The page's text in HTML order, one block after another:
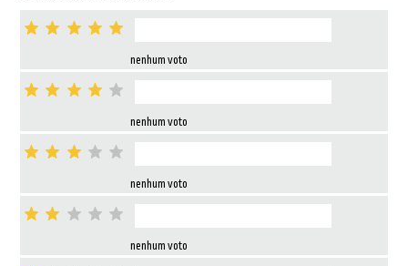
nenhum voto
nenhum voto
nenhum voto
nenhum voto